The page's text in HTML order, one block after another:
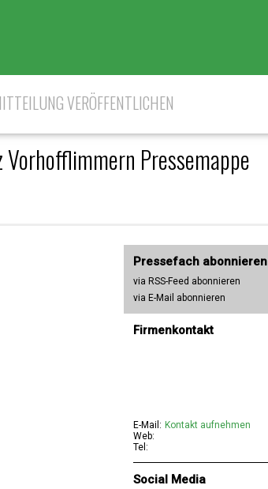
VERÖFFENTLICHEN
Vorhofflimmern Pressemappe
Pressefach abonnieren
via RSS-Feed abonnieren
via E-Mail abonnieren
Firmenkontakt
E-Mail: Kontakt aufnehmen
Web:
Tel:
Social Media